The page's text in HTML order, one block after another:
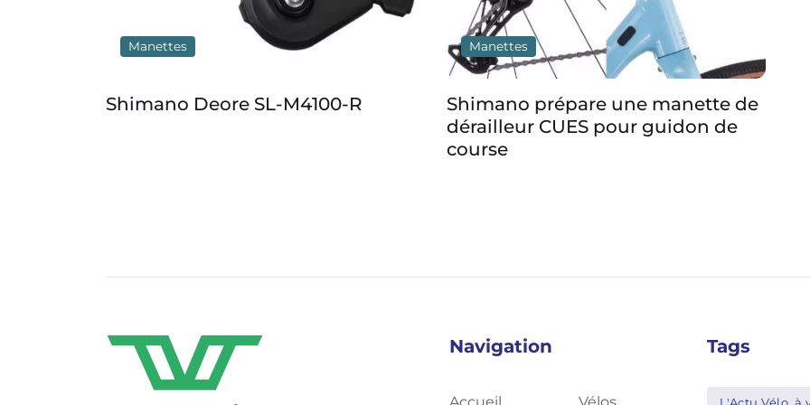
Manettes
Shimano Deore SL-M4100-R
Manettes
Shimano prépare une manette de
dérailleur CUES pour guidon de
course
Navigation Tags
L'Actu Vélo, à